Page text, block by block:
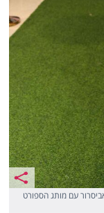
עם מותג הספורט